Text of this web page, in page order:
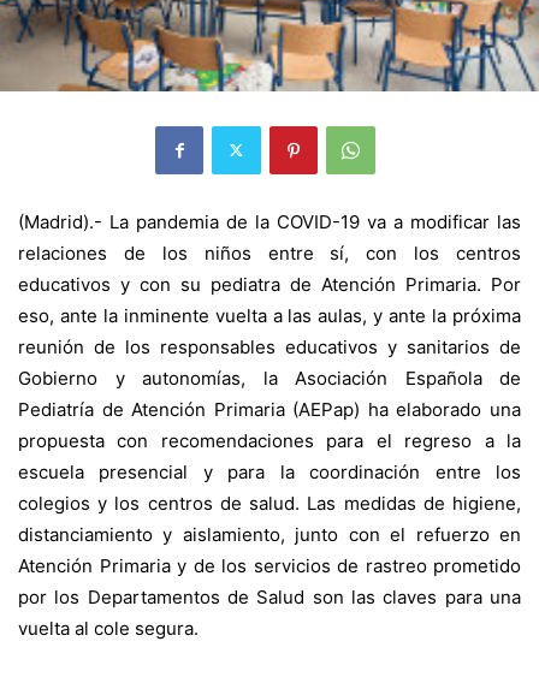
(Madrid).- La pandemia de la COVID-19 va a modificar las
relaciones de los niños entre sí, con los centros
educativos y con su pediatra de Atención Primaria. Por
eso, ante la inminente vuelta a las aulas, y ante la próxima
reunión de los responsables educativos y sanitarios de
Gobierno y autonomías, la Asociación Española de
Pediatría de Atención Primaria (AEPap) ha elaborado una
propuesta con recomendaciones para el regreso a la
escuela presencial y para la coordinación entre los
colegios y los centros de salud. Las medidas de higiene,
distanciamiento y aislamiento, junto con el refuerzo en
Atención Primaria y de los servicios de rastreo prometido
por los Departamentos de Salud son las claves para una
vuelta al cole segura.